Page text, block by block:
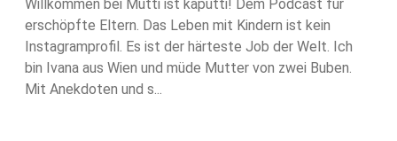
Willkommen bei Mutti ist kaputti! Dem Podcast für
erschöpfte Eltern. Das Leben mit Kindern ist kein
Instagramprofil. Es ist der härteste Job der Welt. Ich
bin Ivana aus Wien und müde Mutter von zwei Buben.
Mit Anekdoten und s...